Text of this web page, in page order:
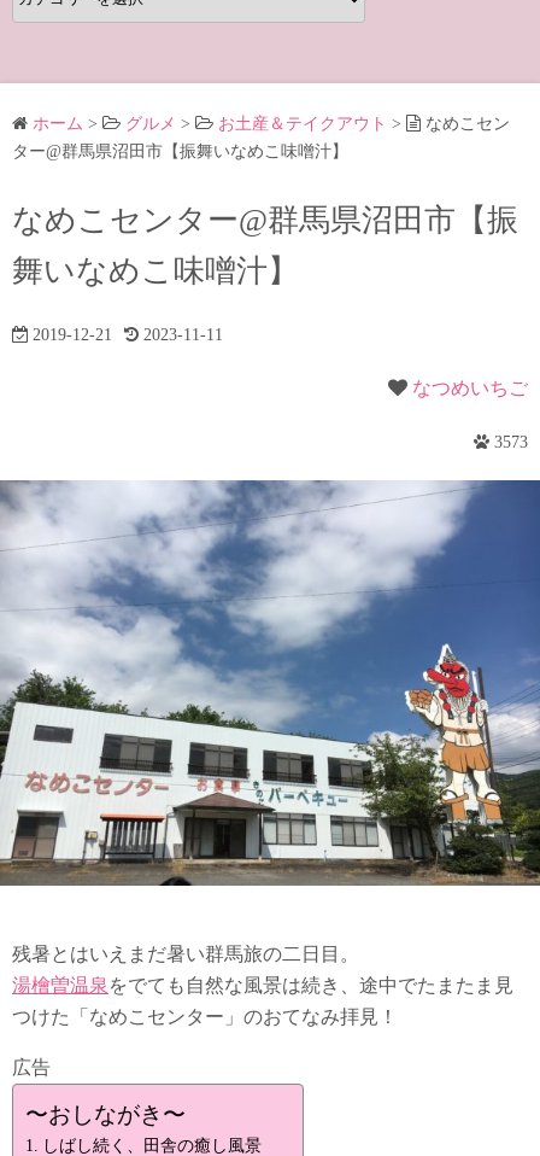
テ
リ
ー ホーム > グルメ > お土産＆テイクアウト >
なめこセン
ター@群馬県沼田市【振舞いなめこ味噌汁】
なめこセンター@群馬県沼田市【振
舞いなめこ味噌汁】
2019-12-21 2023-11-11
なつめいちご
3573
残暑とはいえまだ暑い群馬旅の二日目。
湯檜曽温泉 をでても自然な風景は続き、途中でたまたま見
つけた「なめこセンター」のおてなみ拝見！
広告
〜おしながき〜
しばし続く、田舎の癒し風景